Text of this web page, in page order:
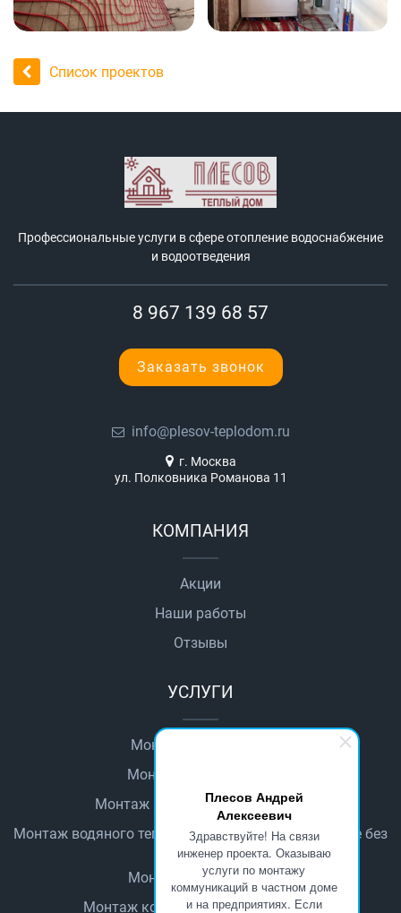
Плесов Андрей
Алексеевич
Здравствуйте! На связи
инженер проекта. Оказываю
услуги по монтажу
коммуникаций в частном доме
и на предприятиях. Если
Список проектов
Профессиональные услуги в сфере отопление водоснабжение
и водоотведения
8 967 139 68 57
Заказать звонок
info@plesov-teplodom.ru
г. Москва
ул. Полковника Романова 11
КОМПАНИЯ
Акции
Наши работы
Отзывы
УСЛУГИ
Монтаж автоматики
Монтаж водопровода
Монтаж водяного теплого пола
Монтаж водяного теплого пола в деревянном доме без
стяжки
Монтаж канализации
Монтаж котельного оборудования